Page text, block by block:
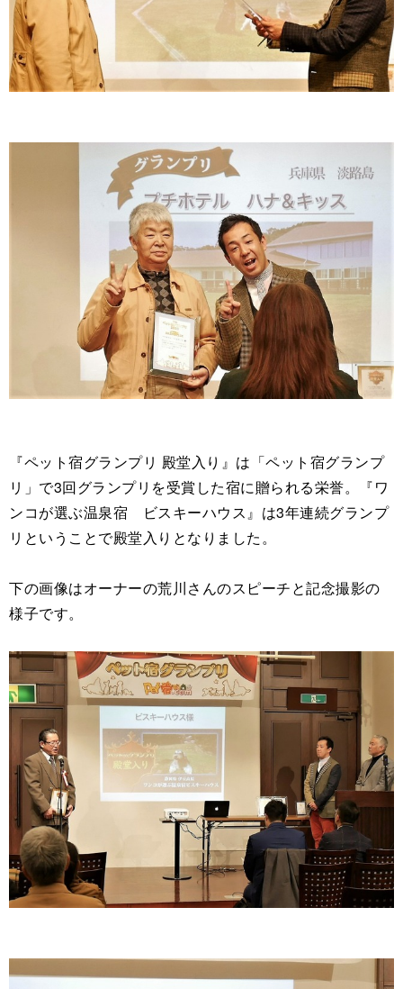
『ペット宿グランプリ 殿堂入り』は「ペット宿グランプ
リ」で3回グランプリを受賞した宿に贈られる栄誉。『ワ
ンコが選ぶ温泉宿 ビスキーハウス』は3年連続グランプ
リということで殿堂入りとなりました。
下の画像はオーナーの荒川さんのスピーチと記念撮影の
様子です。